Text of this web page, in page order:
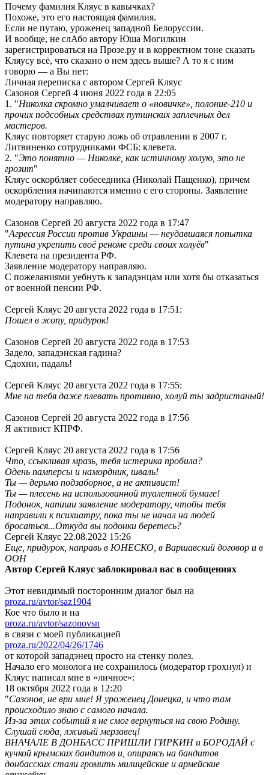
Почему фамилия Кляус в кавычках?
Похоже, это его настоящая фамилия.
Если не путаю, уроженец западной Белоруссии.
И вообще, не слАбо автору Юша Могилкин
зарегистрироваться на Прозе.ру и в корректном тоне сказать
Кляусу всё, что сказано о нем здесь выше? А то я с ним
говорю — а Вы нет:
Личная переписка с автором Сергей Кляус
Сазонов Сергей 4 июня 2022 года в 22:05
1. "Николка скромно умалчивает о «новичке», полоние-210 и
прочих подсобных средствах путинских заплечных дел
мастеров.
Кляус повторяет старую ложь об отравлении в 2007 г.
Литвиненко сотрудниками ФСБ: клевета.
2. "Это понятно — Николке, как истинному холую, это не
грозит"
Кляус оскорбляет собеседника (Николай Пащенко), причем
оскорбления начинаются именно с его стороны. Заявление
модератору направляю.
Сазонов Сергей 20 августа 2022 года в 17:47
"Агрессия России против Украины — неудавшаяся попытка
путина укрепить своё реноме среди своих холуёв"
Клевета на президента РФ.
Заявление модератору направляю.
С пожеланиями уебнуть к западэнцам или хотя бы отказаться
от военной пенсии РФ.
Сергей Кляус 20 августа 2022 года в 17:51:
Пошел в жопу, придурок!
Сазонов Сергей 20 августа 2022 года в 17:53
Задело, западэнская гадина?
Сдохни, падаль!
Сергей Кляус 20 августа 2022 года в 17:55:
Мне на тебя даже плевать противно, холуй ты задристаный!
Сазонов Сергей 20 августа 2022 года в 17:56
Я активист КПРФ.
Сергей Кляус 20 августа 2022 года в 17:56
Что, ссыкливая мразь, тебя истерика пробила?
Одень памперсы и намордник, шваль!
Ты — дерьмо подзаборное, а не активист!
Ты — плесень на использованной туалетной бумаге!
Подонок, напиши заявление модератору, чтобы тебя
направили к психиатру, пока ты не начал на людей
бросаться...Откуда вы подонки беретесь?
Сергей Кляус 22.08.2022 15:26
Еще, придурок, направь в ЮНЕСКО, в Варшавский договор и в
ООН
Автор Сергей Кляус заблокировал вас в сообщениях
Этот невидимый посторонним диалог был на
proza.ru/avtor/saz1904
Кое что было и на
proza.ru/avtor/sazonovsn
в связи с моей публикацией
proza.ru/2022/04/26/1746
от которой западэнец просто на стенку полез.
Начало его монолога не сохранилось (модератор грохнул) и
Кляус написал мне в «личное»:
18 октября 2022 года в 12:20
"Сазонов, не ври мне! Я уроженец Донецка, и что там
происходило знаю с самого начала.
Из-за этих событий я не смог вернуться на свою Родину.
Слушай сюда, лживый мерзавец!
ВНАЧАЛЕ В ДОНБАСС ПРИШЛИ ГИРКИН и БОРОДАЙ с
кучкой крымских бандитов и, опираясь на бандитов
донбасских стали громить милицейские и армейские